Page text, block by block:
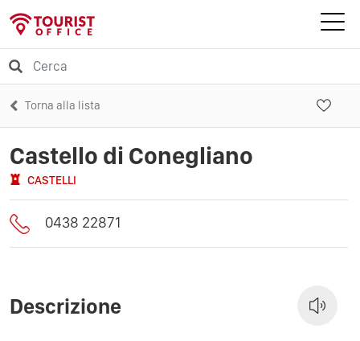
Torna alla lista
Castello di Conegliano
CASTELLI
0438 22871
Descrizione